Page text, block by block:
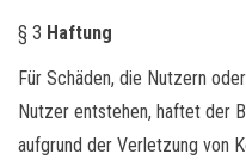
§ 3 Haftung
Für Schäden, die Nutzern
Nutzer entstehen, haftet der
aufgrund der Verletzung von